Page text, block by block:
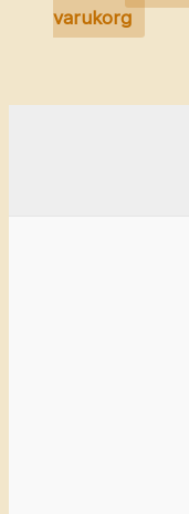
varukorg